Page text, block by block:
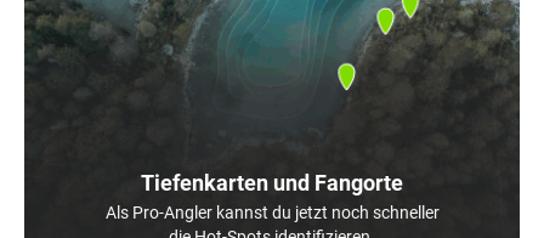
Tiefenkarten und Fangorte
Als Pro-Angler kannst du jetzt noch schneller